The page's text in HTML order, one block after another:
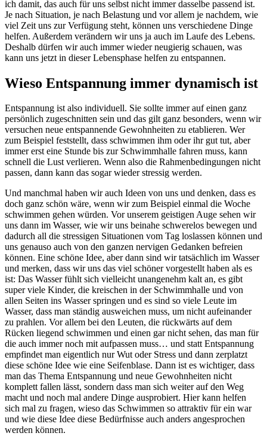
ich damit, das auch für uns selbst nicht immer dasselbe passend ist.
Je nach Situation, je nach Belastung und vor allem je nachdem, wie
viel Zeit uns zur Verfügung steht, können uns verschiedene Dinge
helfen. Außerdem verändern wir uns ja auch im Laufe des Lebens.
Deshalb dürfen wir auch immer wieder neugierig schauen, was
kann uns jetzt in dieser Lebensphase helfen zu entspannen.
Wieso Entspannung immer dynamisch ist
Entspannung ist also individuell. Sie sollte immer auf einen ganz
persönlich zugeschnitten sein und das gilt ganz besonders, wenn wir
versuchen neue entspannende Gewohnheiten zu etablieren. Wer
zum Beispiel feststellt, dass schwimmen ihm oder ihr gut tut, aber
immer erst eine Stunde bis zur Schwimmhalle fahren muss, kann
schnell die Lust verlieren. Wenn also die Rahmenbedingungen nicht
passen, dann kann das sogar wieder stressig werden.
Und manchmal haben wir auch Ideen von uns und denken, dass es
doch ganz schön wäre, wenn wir zum Beispiel einmal die Woche
schwimmen gehen würden. Vor unserem geistigen Auge sehen wir
uns dann im Wasser, wie wir uns beinahe schwerelos bewegen und
dadurch all die stressigen Situationen vom Tag loslassen können und
uns genauso auch von den ganzen nervigen Gedanken befreien
können. Eine schöne Idee, aber dann sind wir tatsächlich im Wasser
und merken, dass wir uns das viel schöner vorgestellt haben als es
ist: Das Wasser fühlt sich vielleicht unangenehm kalt an, es gibt
super viele Kinder, die kreischen in der Schwimmhalle und von
allen Seiten ins Wasser springen und es sind so viele Leute im
Wasser, dass man ständig ausweichen muss, um nicht aufeinander
zu prahlen. Vor allem bei den Leuten, die rückwärts auf dem
Rücken liegend schwimmen und einen gar nicht sehen, das man für
die auch immer noch mit aufpassen muss… und statt Entspannung
empfindet man eigentlich nur Wut oder Stress und dann zerplatzt
diese schöne Idee wie eine Seifenblase. Dann ist es wichtiger, dass
man das Thema Entspannung und neue Gewohnheiten nicht
komplett fallen lässt, sondern dass man sich weiter auf den Weg
macht und noch mal andere Dinge ausprobiert. Hier kann helfen
sich mal zu fragen, wieso das Schwimmen so attraktiv für ein war
und wie diese Idee diese Bedürfnisse auch anders angesprochen
werden können.